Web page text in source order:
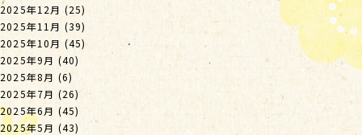
2025年12月 (25)
2025年11月 (39)
2025年10月 (45)
2025年9月 (40)
2025年8月 (6)
2025年7月 (26)
2025年6月 (45)
2025年5月 (43)